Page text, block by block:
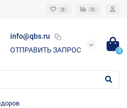
0 0
info@qbs.ru
ОТПРАВИТЬ ЗАПРОС
0